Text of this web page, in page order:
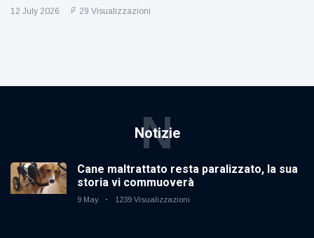
12 July 2026 29 Visualizzazioni
Notizie
N
Cane maltrattato resta paralizzato, la sua
storia vi commuoverà
9 May 1239 Visualizzazioni